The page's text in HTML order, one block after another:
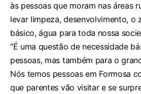
às pessoas que moram nas áreas
levar limpeza, desenvolvimento, o
básico, água para toda nossa
“É uma questão de necessidade
pessoas, mas também para o
Nós temos pessoas em Formosa
que parentes vão visitar e se